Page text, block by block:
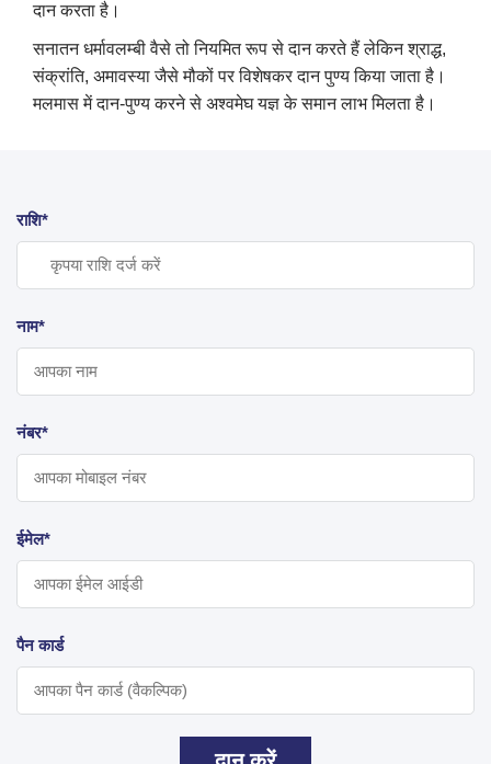
दान करता है।
सनातन धर्मावलम्बी वैसे तो नियमित रूप से दान करते हैं लेकिन श्राद्ध,
संक्रांति, अमावस्या जैसे मौकों पर विशेषकर दान पुण्य किया जाता है।
मलमास में दान-पुण्य करने से अश्वमेघ यज्ञ के समान लाभ मिलता है।
राशि*
नाम*
नंबर*
ईमेल*
पैन कार्ड